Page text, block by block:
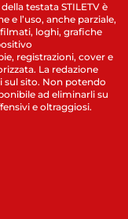
testata STILETV è
e l’uso, anche parziale,
loghi, grafiche
registrazioni, cover e
La redazione
sul sito. Non potendo
ad eliminarli su
e oltraggiosi.